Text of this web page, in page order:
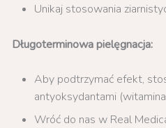
Unikaj stosowania
Długoterminowa pielęgnacja:
Aby podtrzymać efekt,
antyoksydantami
Wróć do nas w Real